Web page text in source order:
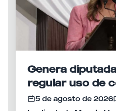
Genera
regular uso de
escuelas de
5 de agosto de 2026